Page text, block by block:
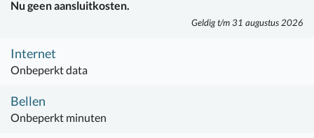
Nu geen aansluitkosten.
Geldig t/m 31 augustus 2026
Internet
Onbeperkt data
Bellen
Onbeperkt minuten